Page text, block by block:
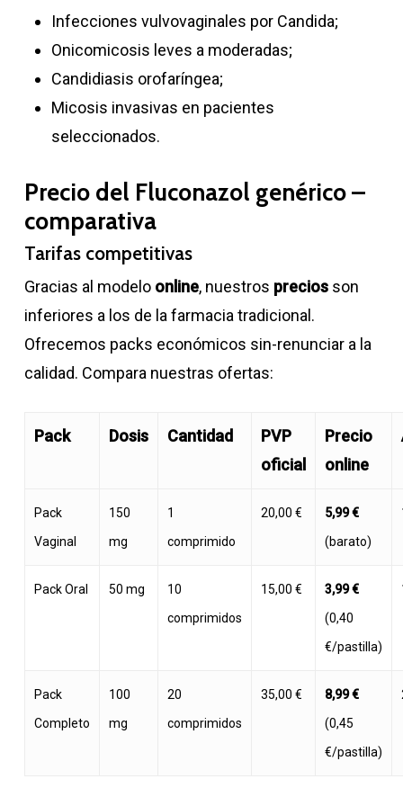
Infecciones vulvovaginales por Candida;
Onicomicosis leves a moderadas;
Candidiasis orofaríngea;
Micosis invasivas en pacientes
seleccionados.
Precio del Fluconazol genérico –
comparativa
Tarifas competitivas
Gracias al modelo online, nuestros preciosson
inferiores a los de la farmacia tradicional.
Ofrecemos packs económicos sin-renunciar a la
calidad. Compara nuestras ofertas:
Pack Dosis Cantidad
PVP
oficial
Precio
online
Pack
Vaginal
150
mg
1
comprimido
20,00 €
5,99 €
(barato)
Pack Oral 50 mg
10
comprimidos
15,00 €
3,99 €
(0,40
€/pastilla)
Pack
Completo
100
mg
20
comprimidos
35,00 €
8,99 €
(0,45
€/pastilla)